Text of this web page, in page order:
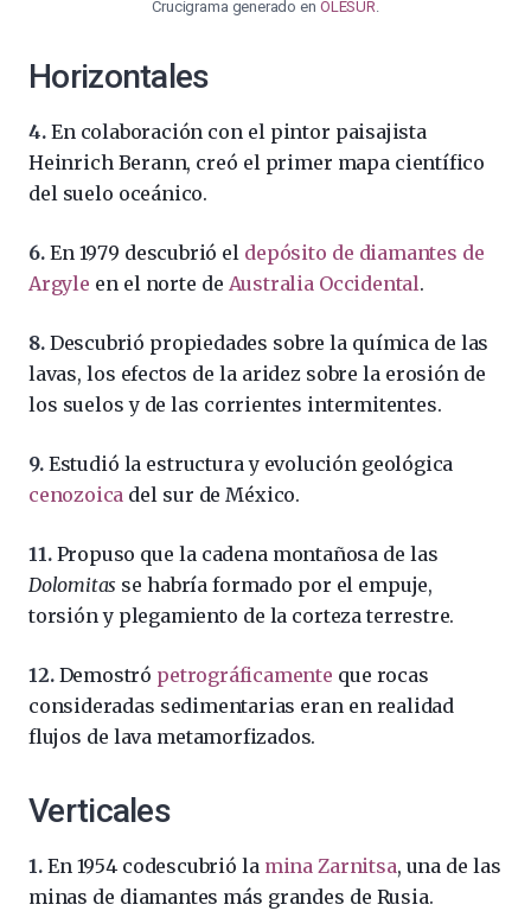
Crucigrama generado en OLESUR.
Horizontales
4. En colaboración con el pintor paisajista
Heinrich Berann, creó el primer mapa científico
del suelo oceánico.
6. En 1979 descubrió el depósito de diamantes de
Argyle en el norte de Australia Occidental.
8. Descubrió propiedades sobre la química de las
lavas, los efectos de la aridez sobre la erosión de
los suelos y de las corrientes intermitentes.
9. Estudió la estructura y evolución geológica
cenozoica del sur de México.
11. Propuso que la cadena montañosa de las
Dolomitas se habría formado por el empuje,
torsión y plegamiento de la corteza terrestre.
12. Demostró petrográficamente que rocas
consideradas sedimentarias eran en realidad
flujos de lava metamorfizados.
Verticales
1. En 1954 codescubrió la mina Zarnitsa, una de las
minas de diamantes más grandes de Rusia.